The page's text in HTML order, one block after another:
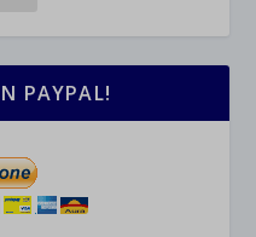
PAYPAL!